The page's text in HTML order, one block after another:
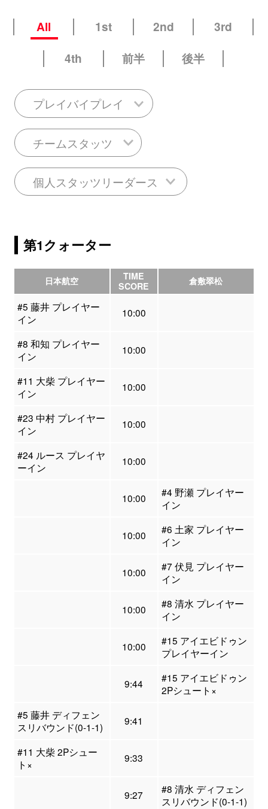
All 1st 2nd
3rd
4th
前半 後半
プレイバイプレイ
チームスタッツ
個人スタッツリーダース
第1クォーター
日本航空
TIME
SCORE
倉敷翠松
#5 藤井 プレイヤー
イン
10:00
#8 和知 プレイヤー
イン
10:00
#11 大柴 プレイヤー
イン
10:00
#23 中村 プレイヤー
イン
10:00
#24 ルース プレイヤ
ーイン
10:00
10:00
#4 野瀬 プレイヤー
イン
10:00
#6 土家 プレイヤー
イン
10:00
#7 伏見 プレイヤー
イン
10:00
#8 清水 プレイヤー
イン
10:00
#15 アイエビドゥン
プレイヤーイン
9:44
#15 アイエビドゥン
2Pシュート×
#5 藤井 ディフェン
スリバウンド(0-1-1)
9:41
#11 大柴 2Pシュー
ト×
9:33
9:27
#8 清水 ディフェン
スリバウンド(0-1-1)